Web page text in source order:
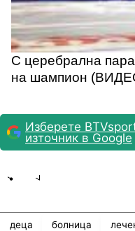
С церебрална
на шампион
Изберете
източник в Google
деца болница